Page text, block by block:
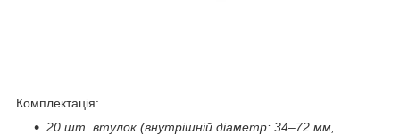
Комплектація:
20 шт. втулок (внутрішній діаметр: 34–72 мм,